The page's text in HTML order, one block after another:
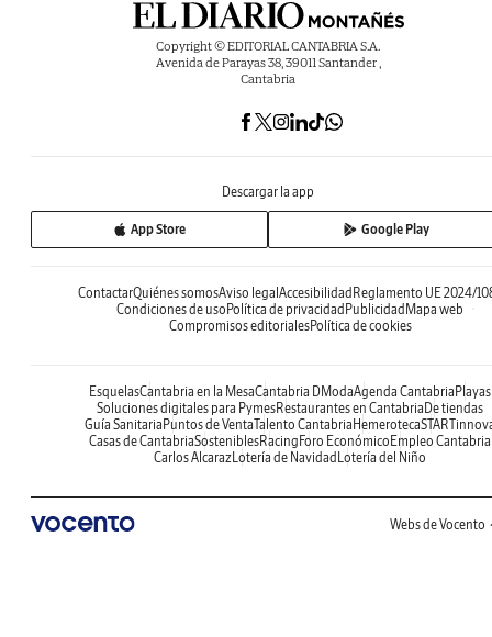
Copyright © EDITORIAL CANTABRIA S.A.
Avenida de Parayas 38, 39011 Santander ,
Cantabria
Descargar la app
App Store Google Play
ContactarQuiénes somosAviso legalAccesibilidadReglamento UE 2024/
Condiciones de usoPolítica de privacidadPublicidadMapa web
Compromisos editorialesPolítica de cookies
EsquelasCantabria en la MesaCantabria DModaAgenda CantabriaPlayas
Soluciones digitales para PymesRestaurantes en CantabriaDe tiendas
Guía SanitariaPuntos de VentaTalento CantabriaHemeroteca
Casas de CantabriaSosteniblesRacingForo EconómicoEmpleo Cantabria
Carlos AlcarazLotería de NavidadLotería del Niño
Webs de Vocento